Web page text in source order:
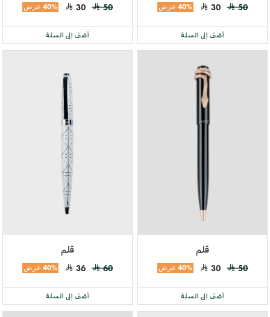
50
30 40% عرض
أضف إلى السلة
50
30 40% عرض
أضف إلى السلة
قلم
50
30 40% عرض
أضف إلى السلة
قلم
60
36 40% عرض
أضف إلى السلة